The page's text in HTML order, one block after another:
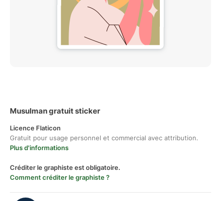
Musulman gratuit sticker
Licence Flaticon
Gratuit pour usage personnel et commercial avec attribution.
Plus d'informations
Créditer le graphiste est obligatoire.
Comment créditer le graphiste ?